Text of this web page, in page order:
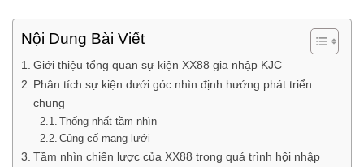
Nội Dung Bài Viết
Giới thiệu tổng quan sự kiện XX88 gia nhập KJC
Phân tích sự kiện dưới góc nhìn định hướng phát triển
chung
Thống nhất tầm nhìn
Củng cố mạng lưới
Tầm nhìn chiến lược của XX88 trong quá trình hội nhập